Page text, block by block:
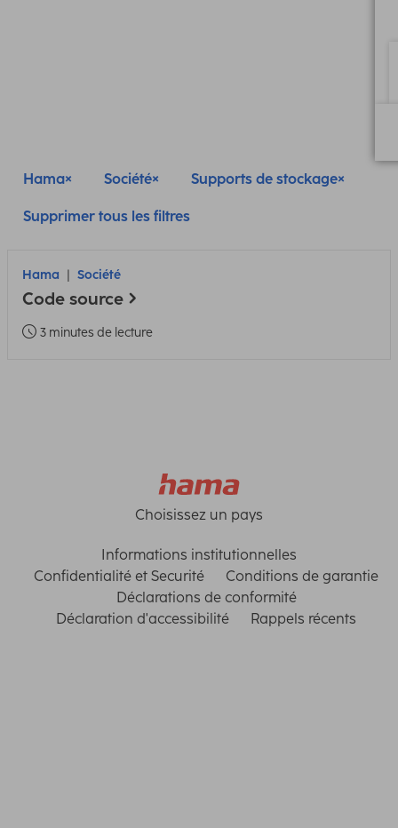
Hama Société Supports de stockage
Supprimer tous les filtres
Hama Société
Code source
3 minutes de lecture
Choisissez un pays
Informations institutionnelles
Confidentialité et Securité
Conditions de garantie
Déclarations de conformité
Déclaration d'accessibilité
Rappels récents